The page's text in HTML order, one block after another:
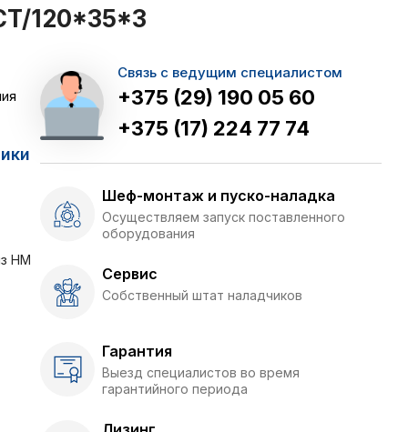
120*35*3
НМ
Связь с ведущим специалистом
+375 (29) 190 05 60
+375 (17) 224 77 74
Шеф-монтаж и пуско-наладка
Осуществляем запуск поставленного
оборудования
Сервис
Собственный штат наладчиков
Гарантия
Выезд специалистов во время
гарантийного периода